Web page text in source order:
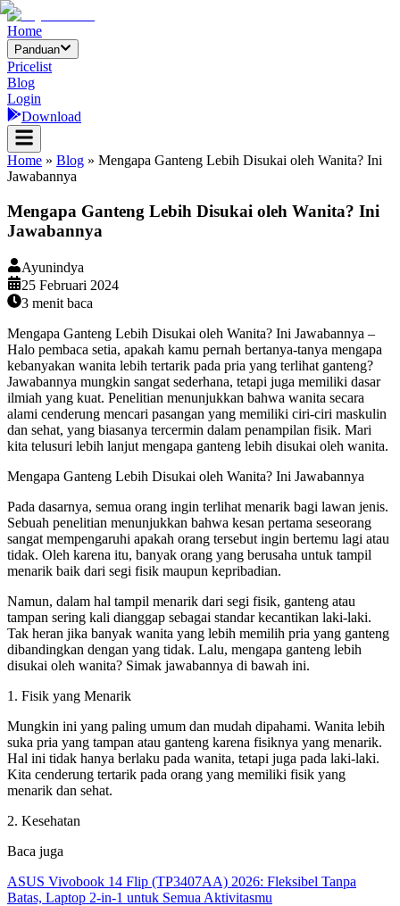
Home
Panduan
Pricelist
Blog
Login
Download
Home » Blog » Mengapa Ganteng Lebih Disukai oleh Wanita? Ini
Jawabannya
Mengapa Ganteng Lebih Disukai oleh Wanita? Ini
Jawabannya
Ayunindya
25 Februari 2024
3 menit baca
Mengapa Ganteng Lebih Disukai oleh Wanita? Ini Jawabannya –
Halo pembaca setia, apakah kamu pernah bertanya-tanya mengapa
kebanyakan wanita lebih tertarik pada pria yang terlihat ganteng?
Jawabannya mungkin sangat sederhana, tetapi juga memiliki dasar
ilmiah yang kuat. Penelitian menunjukkan bahwa wanita secara
alami cenderung mencari pasangan yang memiliki ciri-ciri maskulin
dan sehat, yang biasanya tercermin dalam penampilan fisik. Mari
kita telusuri lebih lanjut mengapa ganteng lebih disukai oleh wanita.
Mengapa Ganteng Lebih Disukai oleh Wanita? Ini Jawabannya
Pada dasarnya, semua orang ingin terlihat menarik bagi lawan jenis.
Sebuah penelitian menunjukkan bahwa kesan pertama seseorang
sangat mempengaruhi apakah orang tersebut ingin bertemu lagi atau
tidak. Oleh karena itu, banyak orang yang berusaha untuk tampil
menarik baik dari segi fisik maupun kepribadian.
Namun, dalam hal tampil menarik dari segi fisik, ganteng atau
tampan sering kali dianggap sebagai standar kecantikan laki-laki.
Tak heran jika banyak wanita yang lebih memilih pria yang ganteng
dibandingkan dengan yang tidak. Lalu, mengapa ganteng lebih
disukai oleh wanita? Simak jawabannya di bawah ini.
1. Fisik yang Menarik
Mungkin ini yang paling umum dan mudah dipahami. Wanita lebih
suka pria yang tampan atau ganteng karena fisiknya yang menarik.
Hal ini tidak hanya berlaku pada wanita, tetapi juga pada laki-laki.
Kita cenderung tertarik pada orang yang memiliki fisik yang
menarik dan sehat.
2. Kesehatan
Baca juga
ASUS Vivobook 14 Flip (TP3407AA) 2026: Fleksibel Tanpa
Batas, Laptop 2-in-1 untuk Semua Aktivitasmu